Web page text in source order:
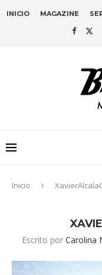
INICIO MAGAZINE
Inicio
Escrito por Carolina